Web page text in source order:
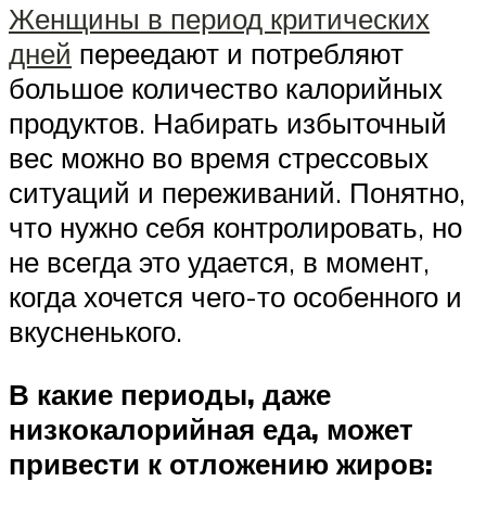
Женщины в период критических
дней переедают и потребляют
большое количество калорийных
продуктов. Набирать избыточный
вес можно во время стрессовых
ситуаций и переживаний. Понятно,
что нужно себя контролировать, но
не всегда это удается, в момент,
когда хочется чего-то особенного и
вкусненького.
В какие периоды, даже
низкокалорийная еда, может
привести к отложению жиров: